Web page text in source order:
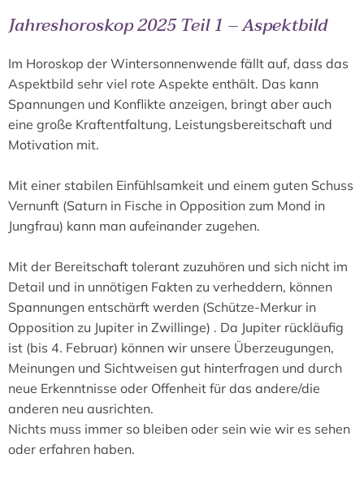
Jahreshoroskop 2025 Teil 1 – Aspektbild
Im Horoskop der Wintersonnenwende fällt auf, dass das
Aspektbild sehr viel rote Aspekte enthält. Das kann
Spannungen und Konflikte anzeigen, bringt aber auch
eine große Kraftentfaltung, Leistungsbereitschaft und
Motivation mit.
Mit einer stabilen Einfühlsamkeit und einem guten Schuss
Vernunft (Saturn in Fische in Opposition zum Mond in
Jungfrau) kann man aufeinander zugehen.
Mit der Bereitschaft tolerant zuzuhören und sich nicht im
Detail und in unnötigen Fakten zu verheddern, können
Spannungen entschärft werden (Schütze-Merkur in
Opposition zu Jupiter in Zwillinge) . Da Jupiter rückläufig
ist (bis 4. Februar) können wir unsere Überzeugungen,
Meinungen und Sichtweisen gut hinterfragen und durch
neue Erkenntnisse oder Offenheit für das andere/die
anderen neu ausrichten.
Nichts muss immer so bleiben oder sein wie wir es sehen
oder erfahren haben.